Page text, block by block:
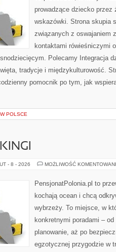
prowadzące dziecko przez
wskazówki. Strona skupia
związanych z oswajaniem
kontaktami rówieśniczymi
Polecamy Integracja
tradycje i międzykulturowość.
pomocnik po tym, jak
POLSCE
- 8 - 2026 MOŻLIWOŚĆ
PensjonatPolonia.pl to
kochają ocean i chcą
wybrzeży. To miejsce, w
konkretnymi poradami –
planowanie, aż po
egzotycznej przygodzie w